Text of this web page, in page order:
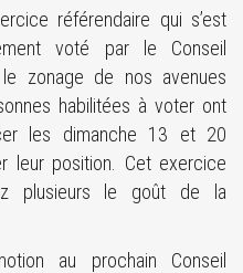
référendaire qui s’est
voté par le Conseil
le zonage de nos avenues
habilitées à voter ont
les dimanche 13 et 20
leur position. Cet exercice
plusieurs le goût de la
au prochain Conseil